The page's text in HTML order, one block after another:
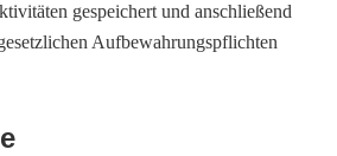
gespeichert und anschließend
Aufbewahrungspflichten